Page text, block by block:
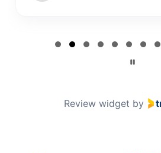
Review widget by